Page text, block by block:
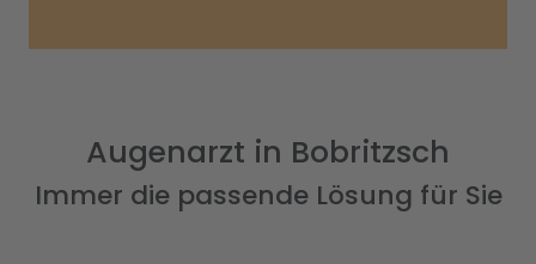
Augenarzt in Bobritzsch
Immer die passende Lösung für Sie